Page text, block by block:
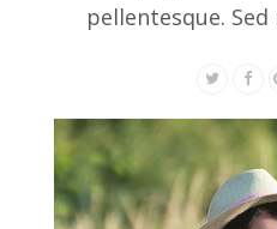
pellentesque.